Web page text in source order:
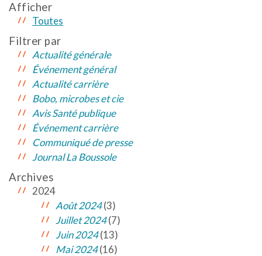
Afficher
Toutes
Filtrer par
Actualité générale
Événement général
Actualité carrière
Bobo, microbes et cie
Avis Santé publique
Événement carrière
Communiqué de presse
Journal La Boussole
Archives
2024
Août 2024(3)
Juillet 2024(7)
Juin 2024(13)
Mai 2024(16)